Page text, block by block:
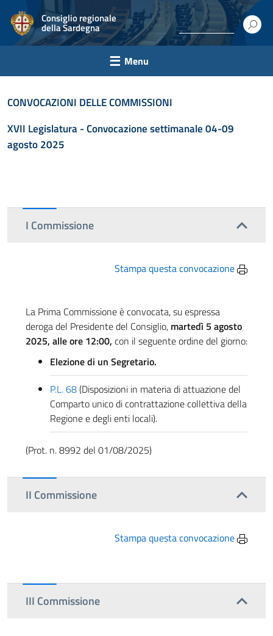
Consiglio regionale
della Sardegna
Menu
CONVOCAZIONI DELLE COMMISSIONI
XVII Legislatura - Convocazione settimanale 04-09
agosto 2025
I Commissione
Stampa questa convocazione
La Prima Commissione è convocata, su espressa
deroga del Presidente del Consiglio, martedì 5 agosto
2025, alle ore 12:00, con il seguente ordine del giorno:
Elezione di un Segretario.
P.L. 68(Disposizioni in materia di attuazione del
Comparto unico di contrattazione collettiva della
Regione e degli enti locali).
(Prot. n. 8992 del 01/08/2025)
II Commissione
Stampa questa convocazione
III Commissione